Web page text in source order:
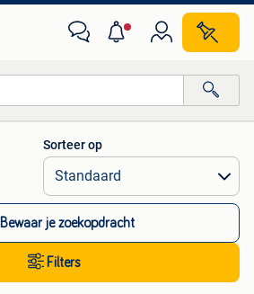
Alle afstanden…
Sorteer op
Bewaar je zoekopdracht
Filters